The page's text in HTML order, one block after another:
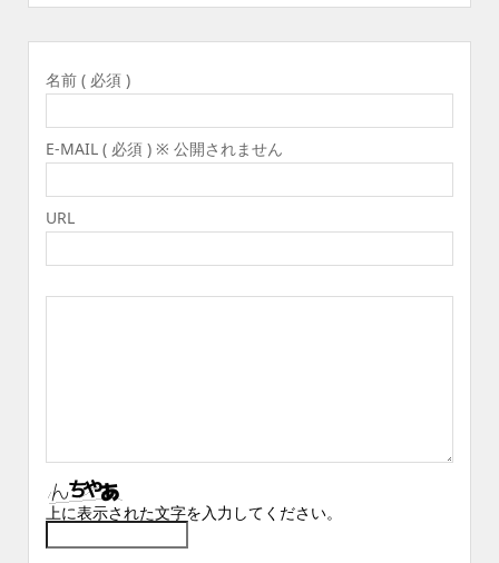
名前 ( 必須 )
E-MAIL ( 必須 ) ※ 公開されません
URL
上に表示された文字を入力してください。